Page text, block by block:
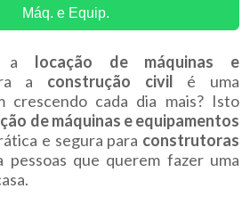
Máq. e Equip.
a locação de máquinas e
a construção civil é uma
crescendo cada dia mais? Isto
de máquinas eequipamentos
e segura para construtoras
pessoas que querem fazer uma